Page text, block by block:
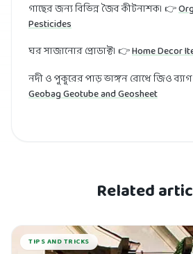
গাছের জন্য বিভিন্ন জৈব কীটনাশক। 👉
Pesticides
ঘর সাজানোর প্রোডাক্ট। 👉Home Decor
নদী ও পুকুরের পাড় ভাঙ্গন রোধে জিও
Geobag Geotube and Geosheet
Related
TIPS AND TRICKS